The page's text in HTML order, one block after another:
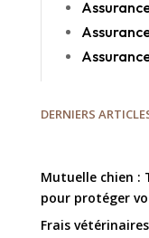
DERNIERS
Mutuelle chien :
pour protéger
Frais